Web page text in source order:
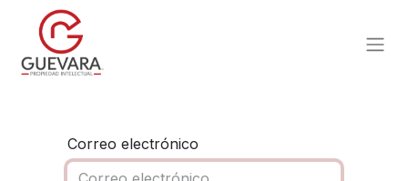
Correo electrónico